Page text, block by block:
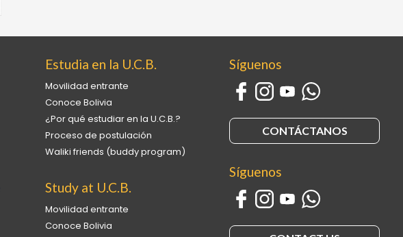
Estudia en la U.C.B.
Movilidad entrante
Conoce Bolivia
¿Por qué estudiar en la U.C.B.?
Proceso de postulación
Waliki friends (buddy program)
Study at U.C.B.
Movilidad entrante
Conoce Bolivia
Síguenos
CONTÁCTANOS
Síguenos